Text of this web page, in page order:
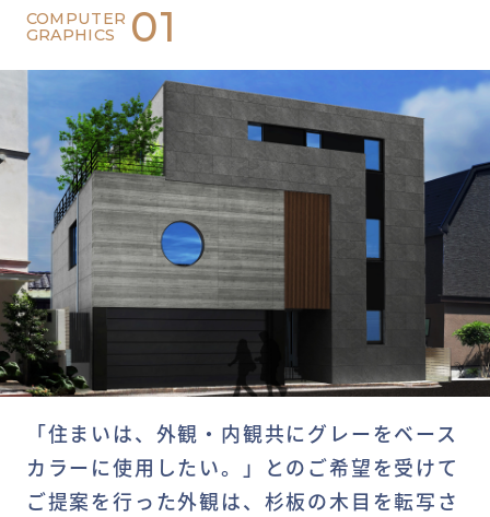
COMPUTER
GRAPHICS
01
「住まいは、外観・内観共にグレーをベース
カラーに使用したい。」とのご希望を受けて
ご提案を行った外観は、杉板の木目を転写さ